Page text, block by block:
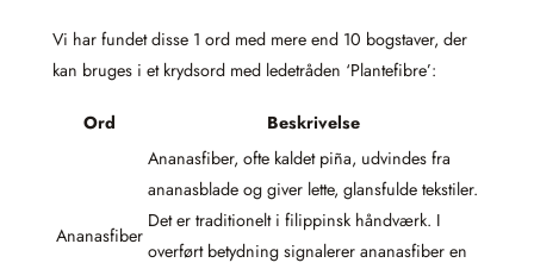
Vi har fundet disse 1 ord med mere end 10 bogstaver, der
kan bruges i et krydsord med ledetråden ‘Plantefibre’:
Ord Beskrivelse
Ananasfiber
Ananasfiber, ofte kaldet piña, udvindes fra
ananasblade og giver lette, glansfulde tekstiler.
Det er traditionelt i filippinsk håndværk. I
overført betydning signalerer ananasfiber en